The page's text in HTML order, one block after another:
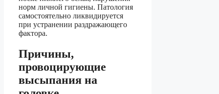
норм личной гигиены. Патология
самостоятельно ликвидируется
при устранении раздражающего
фактора.
Причины,
провоцирующие
высыпания на